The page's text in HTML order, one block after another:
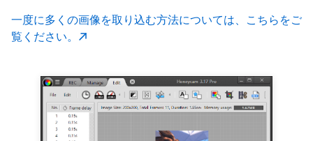
一度に多くの画像を取り込む方法については、こちらをご
覧ください。